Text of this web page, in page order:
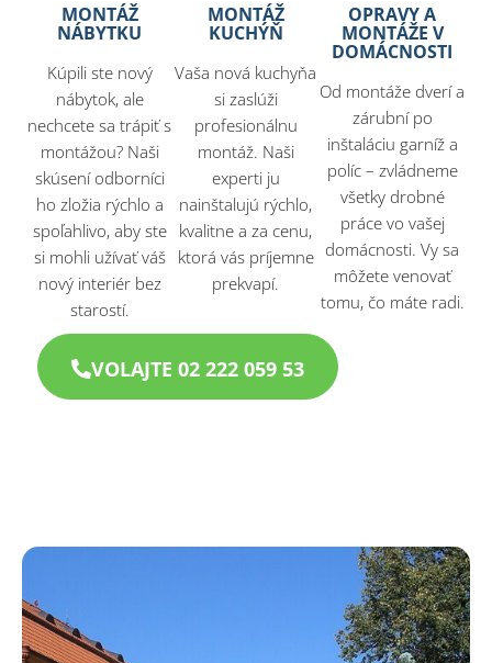
MONTÁŽ
NÁBYTKU
Kúpili ste nový
nábytok, ale
nechcete sa trápiť s
montážou? Naši
skúsení odborníci
ho zložia rýchlo a
spoľahlivo, aby ste
si mohli užívať váš
nový interiér bez
starostí.
MONTÁŽ
KUCHÝŇ
Vaša nová kuchyňa
si zaslúži
profesionálnu
montáž. Naši
experti ju
nainštalujú rýchlo,
kvalitne a za cenu,
ktorá vás príjemne
prekvapí.
OPRAVY A
MONTÁŽE V
DOMÁCNOSTI
Od montáže dverí a
zárubní po
inštaláciu garníž a
políc – zvládneme
všetky drobné
práce vo vašej
domácnosti. Vy sa
môžete venovať
tomu, čo máte radi.
VOLAJTE 02 222 059 53